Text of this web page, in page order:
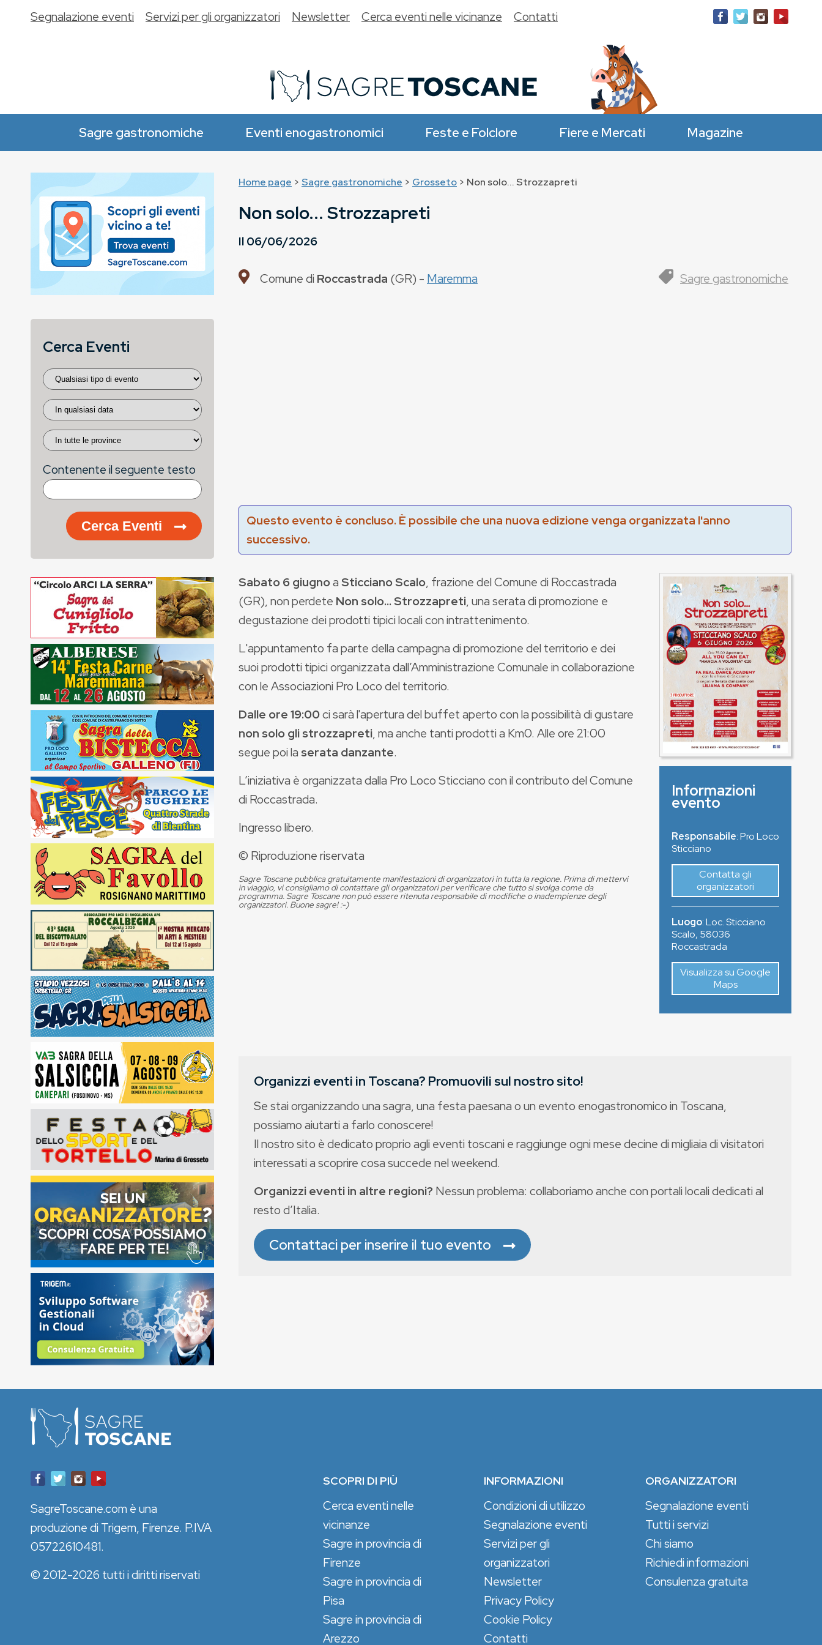
Sagre gastronomiche Eventi enogastronomici Feste e Folclore Fiere e Mercati Magazine
Segnalazione eventi Servizi per gli organizzatori Newsletter Cerca eventi nelle vicinanze Contatti
Home page > Sagre gastronomiche > Grosseto > Non solo... Strozzapreti
Non solo... Strozzapreti
Il06/06/2026
Comune di Roccastrada (GR) - Maremma Sagre gastronomiche
Questo evento è concluso. È possibile che una nuova edizione venga organizzata l'anno
successivo.
Sabato 6 giugnoaSticciano Scalo, frazione del Comune di Roccastrada
(GR), non perdete Non solo... Strozzapreti, una serata di promozione e
degustazione dei prodotti tipici locali con intrattenimento.
L'appuntamento fa parte della campagna di promozione del territorio e dei
suoi prodotti tipici organizzata dall’Amministrazione Comunale in collaborazione
con le Associazioni Pro Loco del territorio.
Dalle ore 19:00ci sarà l'apertura del buffet aperto con la possibilità di gustare
non solo gli strozzapreti, ma anche tanti prodotti a Km0. Alle ore 21:00
segue poi la serata danzante.
L’iniziativa è organizzata dalla Pro Loco Sticciano con il contributo del Comune
di Roccastrada.
Ingresso libero.
© Riproduzione riservata
Sagre Toscane pubblica gratuitamente manifestazioni di organizzatori in tutta la regione. Prima di mettervi
in viaggio, vi consigliamo di contattare gli organizzatori per verificare che tutto si svolga come da
programma. Sagre Toscane non può essere ritenuta responsabile di modifiche o inadempienze degli
organizzatori. Buone sagre! :-)
Informazioni
evento
Responsabile: Pro Loco
Sticciano
Contatta gli
organizzatori
Luogo:Loc. Sticciano
Scalo, 58036
Roccastrada
Visualizza su Google
Maps
Organizzi eventi in Toscana? Promuovili sul nostro sito!
Se stai organizzando una sagra, una festa paesana o un evento enogastronomico in Toscana,
possiamo aiutarti a farlo conoscere!
Il nostro sito è dedicato proprio agli eventi toscani e raggiunge ogni mese decine di migliaia di visitatori
interessati a scoprire cosa succede nel weekend.
Organizzi eventi in altre regioni? Nessun problema: collaboriamo anche con portali locali dedicati al
resto d’Italia.
Contattaci per inserire il tuo evento
Cerca Eventi
Contenente il seguente testo
Cerca Eventi
SCOPRI DI PIÙ
Cerca eventi nelle
vicinanze
Sagre in provincia di
Firenze
Sagre in provincia di
Pisa
Sagre in provincia di
Arezzo
INFORMAZIONI
Condizioni di utilizzo
Segnalazione eventi
Servizi per gli
organizzatori
Newsletter
Privacy Policy
Cookie Policy
Contatti
ORGANIZZATORI
Segnalazione eventi
Tutti i servizi
Chi siamo
Richiedi informazioni
Consulenza gratuita
SagreToscane.com è una
produzione di Trigem, Firenze. P.IVA
05722610481.
© 2012-2026 tutti i diritti riservati